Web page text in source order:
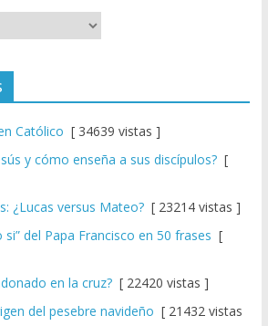
Católico [ 34639 vistas ]
y cómo enseña a sus discípulos?[
¿Lucas versus Mateo?[ 23214 vistas ]
si” del Papa Francisco en 50 frases [
en la cruz?[ 22420 vistas ]
del pesebre navideño [ 21432 vistas